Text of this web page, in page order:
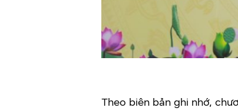
Theo biên bản ghi nhớ,